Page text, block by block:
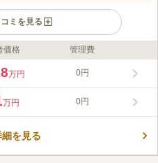
ミを見る
願寺」と号し、御本尊は延命地蔵菩
ープンしました。宗旨宗派を問わ
費・護持会費も不要なのにも関わら
口コミ2件
価格 管理費
万円 0円
万円 0円
を見る